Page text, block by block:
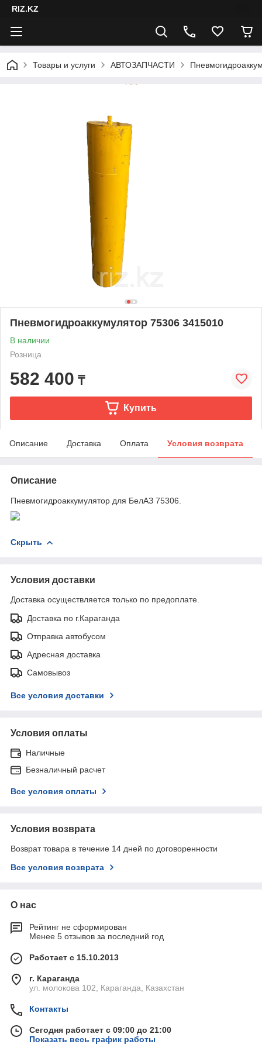
RIZ.KZ
Товары и услуги АВТОЗАПЧАСТИ
Пневмогидроаккумулятор 75306 3415010
В наличии
Розница
582 400 ₸
Купить
Описание Доставка Оплата Условия возврата
Описание
Пневмогидроаккумулятор для БелАЗ 75306.
Скрыть
Условия доставки
Доставка осуществляется только по предоплате.
Доставка по г.Караганда
Отправка автобусом
Адресная доставка
Самовывоз
Все условия доставки
Условия оплаты
Наличные
Безналичный расчет
Все условия оплаты
Условия возврата
Возврат товара в течение 14 дней по договоренности
Все условия возврата
О нас
Рейтинг не сформирован
Менее 5 отзывов за последний год
Работает с 15.10.2013
г. Караганда
ул. молокова 102, Караганда, Казахстан
Контакты
Сегодня работает с 09:00 до 21:00
Показать весь график работы